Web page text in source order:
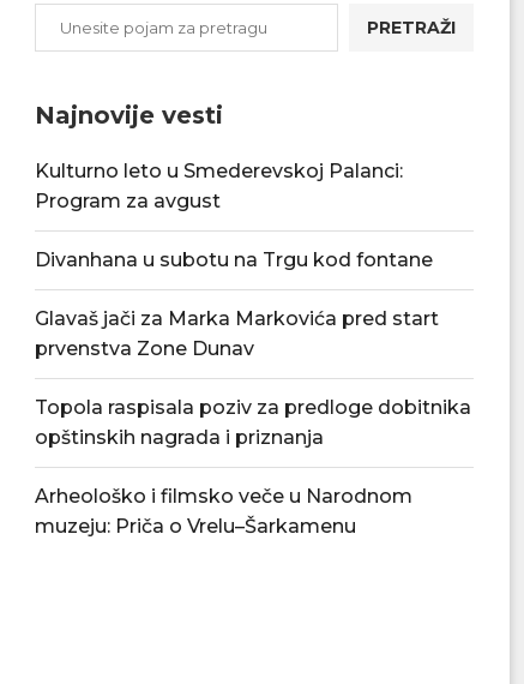
Povećan rizik od požara – apel
građanima da...
U Smederevskoj
PRETRAŽI
Najnovije vesti
Kulturno leto u Smederevskoj Palanci:
Program za avgust
Divanhana u subotu na Trgu kod fontane
Glavaš jači za Marka Markovića pred start
prvenstva Zone Dunav
Topola raspisala poziv za predloge dobitnika
opštinskih nagrada i priznanja
Arheološko i filmsko veče u Narodnom
muzeju: Priča o Vrelu–Šarkamenu